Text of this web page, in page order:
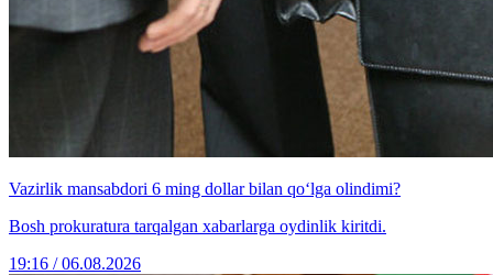
Vazirlik mansabdori 6 ming dollar bilan qo‘lga olindimi?
Bosh prokuratura tarqalgan xabarlarga oydinlik kiritdi.
19:16 / 06.08.2026